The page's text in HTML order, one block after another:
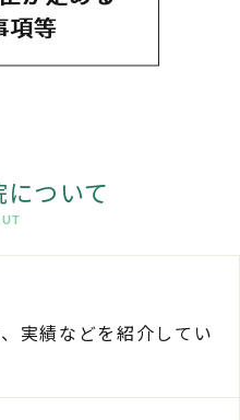
ついて
実績などを紹介してい